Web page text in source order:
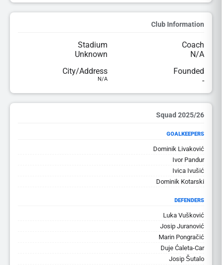
Club Information
Coach
N/A
Stadium
Unknown
Founded
-
City/Address
N/A
2025/26 Squad
GOALKEEPERS
Dominik Livaković
Ivor Pandur
Ivica Ivušić
Dominik Kotarski
DEFENDERS
Luka Vušković
Josip Juranović
Marin Pongračić
Duje Ćaleta-Car
Josip Šutalo